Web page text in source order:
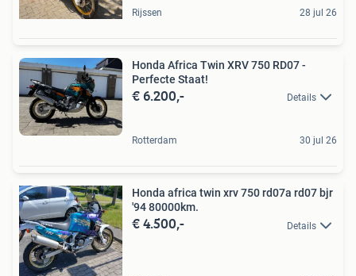
Rijssen 28 jul 26
Honda Africa Twin XRV 750 RD07 -
Perfecte Staat!
€ 6.200,- Details
Rotterdam 30 jul 26
Honda africa twin xrv 750 rd07a rd07 bjr
'94 80000km.
€ 4.500,- Details